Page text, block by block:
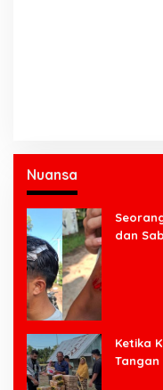
Nuansa
dan
Ketika
Tangan